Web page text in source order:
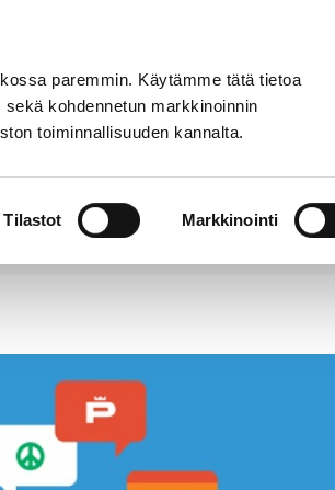
paremmin. Käytämme tätä tietoa
kohdennetun markkinoinnin
toiminnallisuuden kannalta.
Tilastot Markkinointi